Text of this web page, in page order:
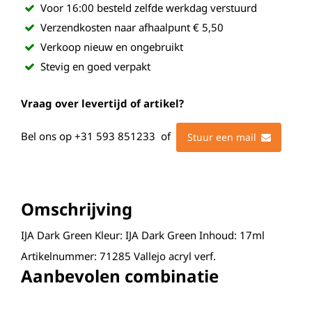
Voor 16:00 besteld zelfde werkdag verstuurd
Verzendkosten naar afhaalpunt € 5,50
Verkoop nieuw en ongebruikt
Stevig en goed verpakt
Vraag over levertijd of artikel?
Bel ons op +31 593 851233 of Stuur een mail
Omschrijving
IJA Dark Green Kleur: IJA Dark Green Inhoud: 17ml
Artikelnummer: 71285 Vallejo acryl verf.
Aanbevolen combinatie